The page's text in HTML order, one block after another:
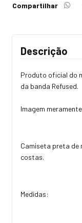
Compartilhar
Descrição
Produto oficial do
da banda Refused.
Imagem
Camiseta preta de
costas.
Medidas: